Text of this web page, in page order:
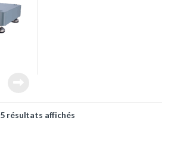
5 résultats affichésTrié du plus récent au